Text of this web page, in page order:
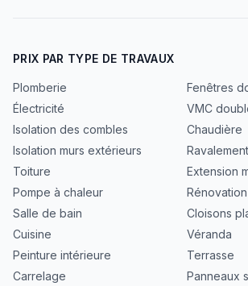
PRIX PAR TYPE DE TRAVAUX
Plomberie
Électricité
Isolation des combles
Isolation murs extérieurs
Toiture
Pompe à chaleur
Salle de bain
Cuisine
Peinture intérieure
Carrelage
Fenêtres
VMC
Chaudière
Extension
Cloisons
Véranda
Terrasse
Panneaux